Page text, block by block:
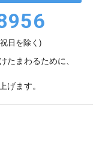
日を除く)
たまわるために、
げます。